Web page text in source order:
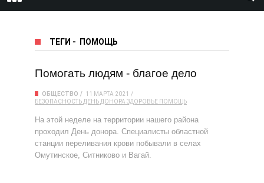
ТЕГИ - ПОМОЩЬ
Помогать людям - благое дело
ОБЩЕСТВО
11 МАРТА 2021
БЕЗОПАСНОСТЬ ДЕНЬ ДОНОРА ЗДОРОВЬЕ ПОМОЩЬ
На этой неделе на территории нашего района
проходил День донора. Специалисты областной
станции переливания крови побывали в селах
Омутинское, Ситниково и Вагай.